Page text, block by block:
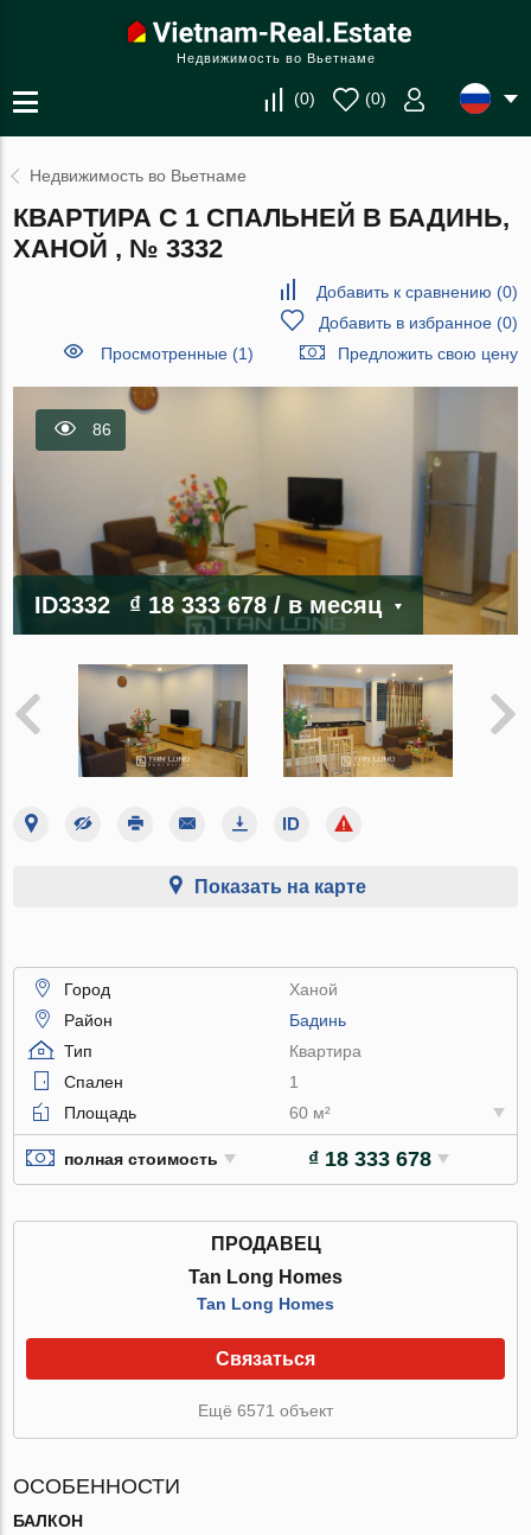
Недвижимость во Вьетнаме
(0) (0)
Недвижимость во Вьетнаме
КВАРТИРА С 1 СПАЛЬНЕЙ В БАДИНЬ,
ХАНОЙ , № 3332
Добавить к сравнению (0)
Добавить в избранное(0)
Просмотренные (1)
Предложить свою цену
86
ID3332 ₫ 18 333 678/ в месяц
Показать на карте
Город
Ханой
Район
Бадинь
Тип
Квартира
Спален
1
Площадь
60 м²
полная стоимость ₫ 18 333 678
ПРОДАВЕЦ
Tan Long Homes
Tan Long Homes
Связаться
Ещё 6571 объект
ОСОБЕННОСТИ
БАЛКОН